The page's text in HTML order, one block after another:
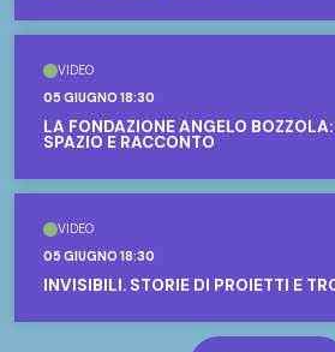
VIDEO
05 GIUGNO 18:30
LA FONDAZIONE ANGELO
SPAZIO E RACCONTO
VIDEO
05 GIUGNO 18:30
INVISIBILI. STORIE DI PROIETTI E